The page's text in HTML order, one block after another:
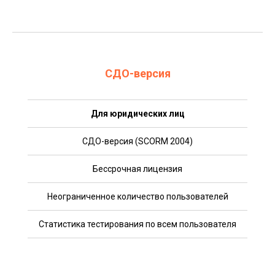
СДО-версия
Для юридических лиц
СДО-версия (SCORM 2004)
Бессрочная лицензия
Неограниченное количество пользователей
Статистика тестирования по всем пользователя